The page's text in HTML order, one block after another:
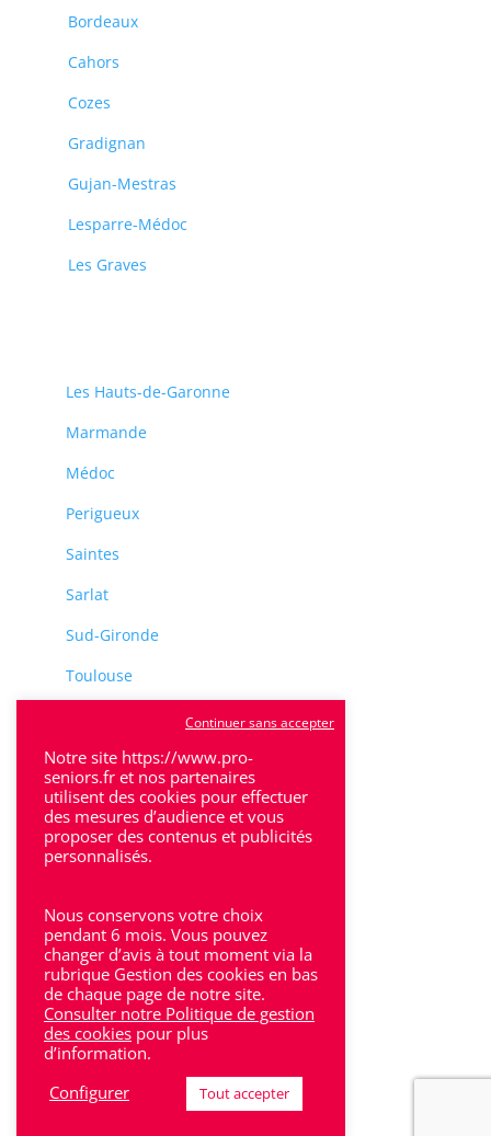
Bordeaux
Cahors
Cozes
Gradignan
Gujan-Mestras
Lesparre-Médoc
Les Graves
Les Hauts-de-Garonne
Marmande
Médoc
Perigueux
Saintes
Sarlat
Sud-Gironde
Toulouse
Villeneuve-Sur-Lot
Bron
Lyon
Lyon 6
Villeurbanne
Calluire
Notre site https://www.pro-
seniors.fr et nos partenaires
utilisent des cookies pour effectuer
des mesures d’audience et vous
proposer des contenus et publicités
personnalisés.
Nous conservons votre choix
pendant 6 mois. Vous pouvez
changer d’avis à tout moment via la
rubrique Gestion des cookies en bas
de chaque page de notre site.
Consulter notre Politique de gestion
des cookies pour plus
d’information.
Configurer
Continuer sans accepter
Tout accepter